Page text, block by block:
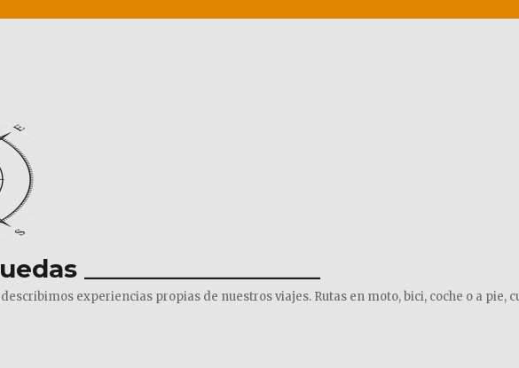
___________________
experiencias propias de nuestros viajes. Rutas en moto, bici, coche o a pie,